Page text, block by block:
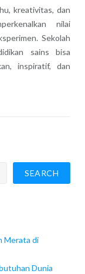
kreativitas, dan
nilai
Sekolah
sains bisa
inspiratif, dan
SEARCH
Merata di
Dunia